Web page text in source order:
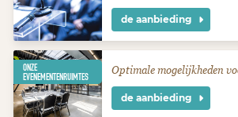
de aanbieding
ONZE
EVENEMENTENRUIMTES
Optimale mogelijkheden
de aanbieding